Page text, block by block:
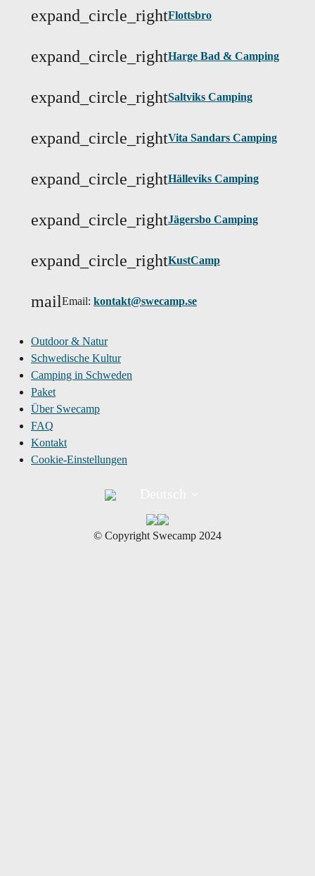
expand_circle_rightFlottsbro
expand_circle_rightHarge Bad & Camping
expand_circle_rightSaltviks Camping
expand_circle_rightVita Sandars Camping
expand_circle_rightHälleviks Camping
expand_circle_rightJägersbo Camping
expand_circle_rightKustCamp
mailEmail: kontakt@swecamp.se
Outdoor & Natur
Schwedische Kultur
Camping in Schweden
Paket
Über Swecamp
FAQ
Kontakt
Cookie-Einstellungen
©︎ Copyright Swecamp 2024